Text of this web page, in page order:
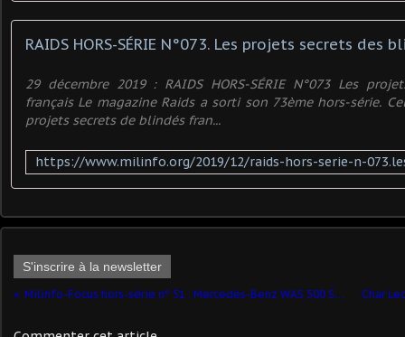
RAIDS HORS-SÉRIE N°073. Les projets secrets des
29 décembre 2019 : RAIDS HORS-SÉRIE N°073 Les
français Le magazine Raids a sorti son 73ème hors-série.
projets secrets de blindés fran...
S'inscrire à la newsletter
Milinfo-Focus hors-série n° 51 : Mercedes-Benz WAS 500 SMUR de Marseille (Alerte - 1/43) ​